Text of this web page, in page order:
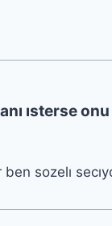
ısterse
sozelı